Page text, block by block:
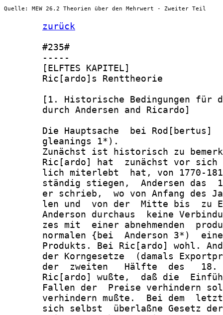
Quelle: MEW 26.2 Theorien über den Mehrwert - Zweiter Teil
zurück